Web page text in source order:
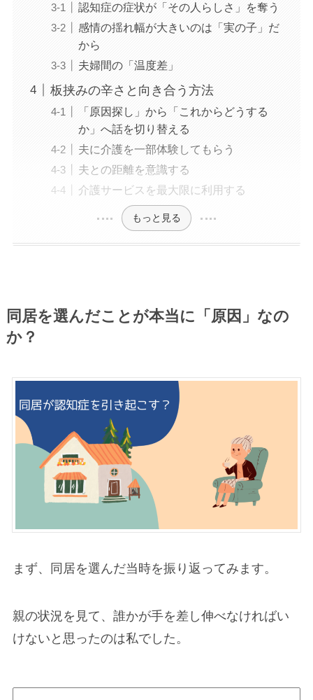
認知症の症状が「その人らしさ」を奪う
感情の揺れ幅が大きいのは「実の子」だ
から
夫婦間の「温度差」
板挟みの辛さと向き合う方法
「原因探し」から「これからどうする
か」へ話を切り替える
夫に介護を一部体験してもらう
夫との距離を意識する
介護サービスを最大限に利用する
もっと見る
同居を選んだことが本当に「原因」なの
か？
まず、同居を選んだ当時を振り返ってみます。
親の状況を見て、誰かが手を差し伸べなければい
けないと思ったのは私でした。